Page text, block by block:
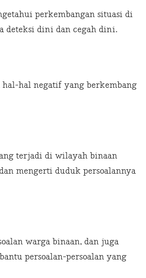
perkembangan situasi di
deteksi dini dan cegah dini.
hal-hal negatif yang berkembang
terjadi di wilayah binaan
mengerti duduk persoalannya
warga binaan, dan juga
persoalan-persoalan yang